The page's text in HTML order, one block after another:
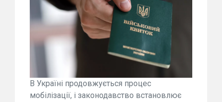
В Україні продовжується процес
мобілізації, і законодавство встановлює